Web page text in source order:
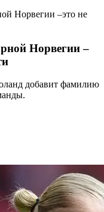
Норвегии –это не
Норвегии –
добавит фамилию